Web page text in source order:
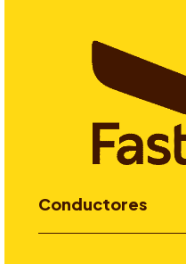
Conductores